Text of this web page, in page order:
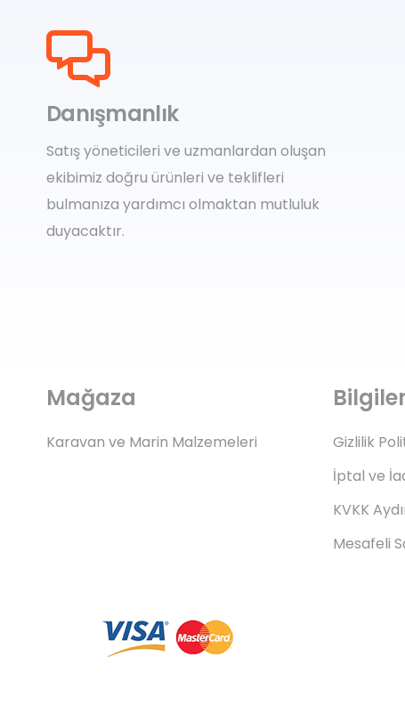
Danışmanlık
Satış yöneticileri ve uzmanlardan oluşan
ekibimiz doğru ürünleri ve teklifleri
bulmanıza yardımcı olmaktan mutluluk
duyacaktır.
Mağaza
Karavan ve Marin Malzemeleri
Gizlilik
İptal ve
KVKK
Mesafeli